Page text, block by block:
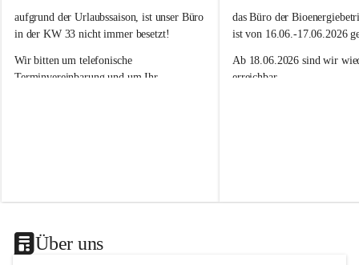
w
ä
m
e
b
aufgrund der Urlaubssaison, ist unser Büro
in der KW 33 nicht immer besetzt!
Wir bitten um telefonische
Terminvereinbarung und um Ihr
w
ä
m
e
b
das Büro der
ist von 16.06.-17.06.2026
Ab 18.06.2026 sind wir
erreichbar.
Über uns